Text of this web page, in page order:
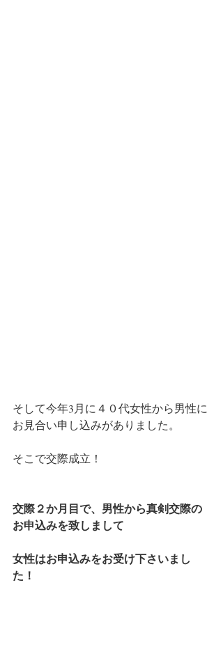
そして今年3月に４０代女性から男性に
お見合い申し込みがありました。
そこで交際成立！
交際２か月目で、男性から真剣交際の
お申込みを致しまして
女性はお申込みをお受け下さいまし
た！